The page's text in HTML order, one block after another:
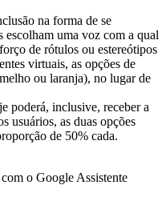
na forma de se
escolham uma voz com a qual
de rótulos ou estereótipos
virtuais, as opções de
ou laranja), no lugar de
poderá, inclusive, receber a
usuários, as duas opções
de 50% cada.